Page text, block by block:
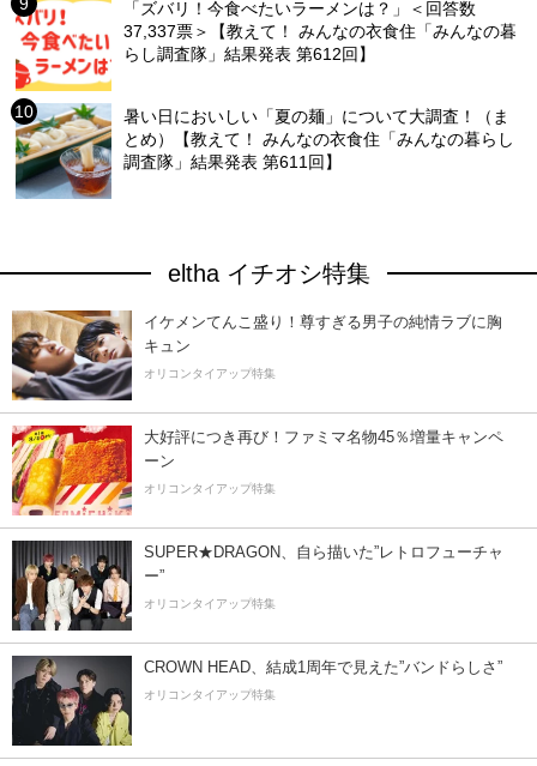
「ズバリ！今食べたいラーメンは？」＜回答数
37,337票＞【教えて！ みんなの衣食住「みんなの暮
らし調査隊」結果発表 第612回】
暑い日においしい「夏の麺」について大調査！（ま
とめ）【教えて！ みんなの衣食住「みんなの暮らし
調査隊」結果発表 第611回】
eltha イチオシ特集
イケメンてんこ盛り！尊すぎる男子の純情ラブに胸
キュン
オリコンタイアップ特集
大好評につき再び！ファミマ名物45％増量キャンペ
ーン
オリコンタイアップ特集
SUPER★DRAGON、自ら描いた”レトロフューチャ
ー”
オリコンタイアップ特集
CROWN HEAD、結成1周年で見えた”バンドらしさ”
オリコンタイアップ特集